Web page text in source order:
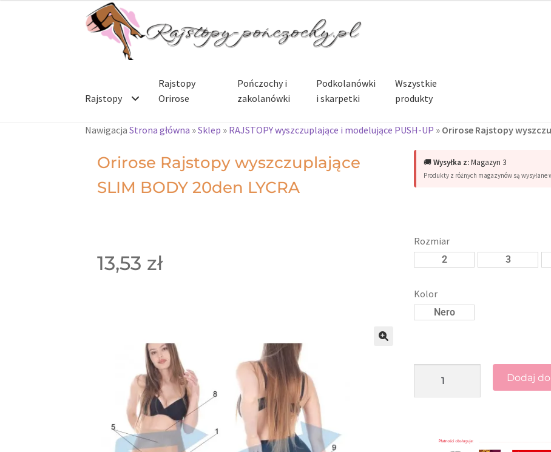
Rajstopy
Rajstopy
Orirose
Pończochy i
zakolanówki
Podkolanówki
i skarpetki
Wszystkie
produkty
NawigacjaStrona główna »Sklep » RAJSTOPY wyszczuplające i modelujące PUSH-UP » Orirose Rajstopy
Orirose Rajstopy wyszczuplające
SLIM BODY 20den LYCRA
13,53 zł
🚚Wysyłka z:Magazyn 3
Produkty z różnych magazynów są wysyłane
Rozmiar
2 3
Kolor
Nero
Dodaj